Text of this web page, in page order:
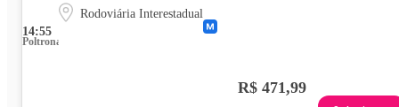
14:55
Rodoviária Interestadual
Poltrona
R$ 471,99